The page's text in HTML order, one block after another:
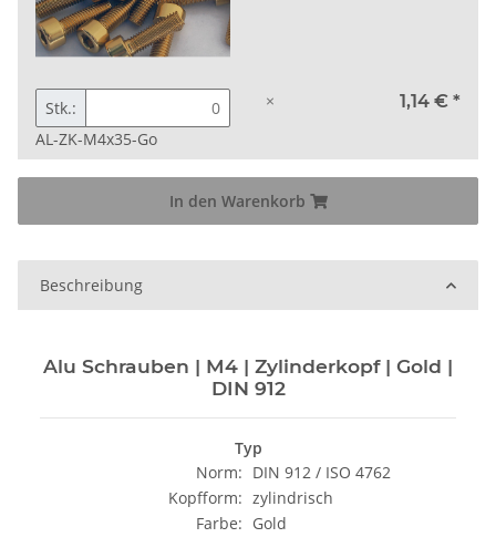
Stk.:
AL-ZK-M4x35-Go
× 1,14 € *
In den Warenkorb
Beschreibung
Alu Schrauben | M4 | Zylinderkopf | Gold |
DIN 912
Typ
Norm: DIN 912 / ISO 4762
Kopfform: zylindrisch
Farbe: Gold